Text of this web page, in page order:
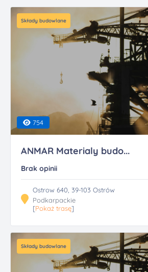
Składy budowlane
754
ANMAR Materialy budo...
Brak opinii
Ostrow 640, 39-103 Ostrów
Podkarpackie
[Pokaż trasę]
Składy budowlane